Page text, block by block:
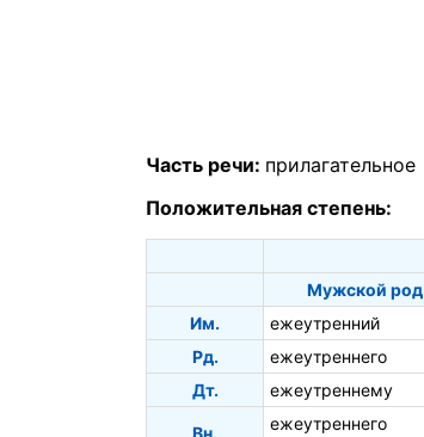
Часть речи: прилагательное
Положительная степень:
Мужской род
Им.
ежеутренний
Рд.
ежеутреннего
Дт.
ежеутреннему
ежеутреннего